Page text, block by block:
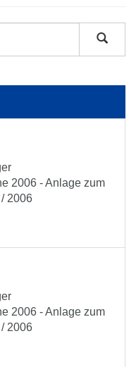
2006 - Anlage zum
2006
2006 - Anlage zum
2006